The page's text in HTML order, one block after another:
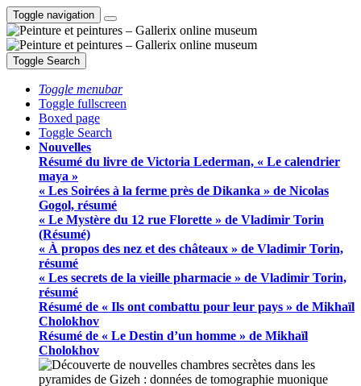
Toggle navigation
Toggle Search
Toggle menubar
Toggle fullscreen
Boxed page
Toggle Search
Nouvelles
Résumé du livre de Victoria Lederman, « Le calendrier
maya »
« Les Soirées à la ferme près de Dikanka » de Nicolas
Gogol, résumé
« Le Mystère du 12 rue Florette » de Vladimir Torin
(Résumé)
« À propos des nez et des châteaux » de Vladimir Torin,
résumé
« Les secrets de la vieille pharmacie » de Vladimir Torin,
résumé
Résumé de « Ils ont combattu pour leur pays » de Mikhaïl
Cholokhov
Résumé de « Le Destin d’un homme » de Mikhaïl
Cholokhov